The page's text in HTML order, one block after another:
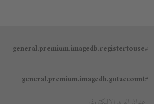
#general.premium.imagedb.registertouse
#general.premium.imagedb.gotaccount